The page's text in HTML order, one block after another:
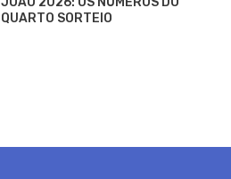
QUARTO SORTEIO